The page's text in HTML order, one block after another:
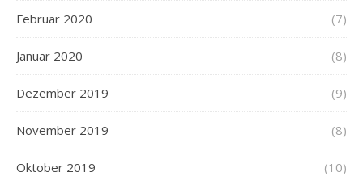
Februar 2020 (7)
Januar 2020 (8)
Dezember 2019 (9)
November 2019 (8)
Oktober 2019 (10)